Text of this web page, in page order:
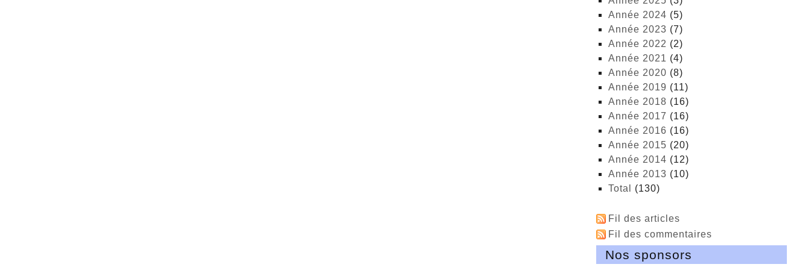
année 2024 (5)
année 2023 (7)
année 2022 (2)
année 2021 (4)
année 2020 (8)
année 2019 (11)
année 2018 (16)
année 2017 (16)
année 2016 (16)
année 2015 (20)
année 2014 (12)
année 2013 (10)
total (130)
Fil des articles
Fil des commentaires
Nos sponsors